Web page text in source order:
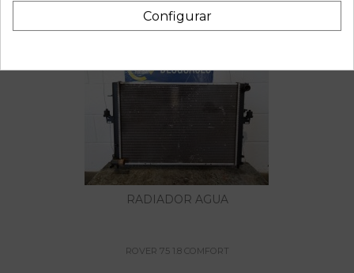
También podría gustarte
RADIADOR AGUA
ROVER 75 1.8 COMFORT
Configurar